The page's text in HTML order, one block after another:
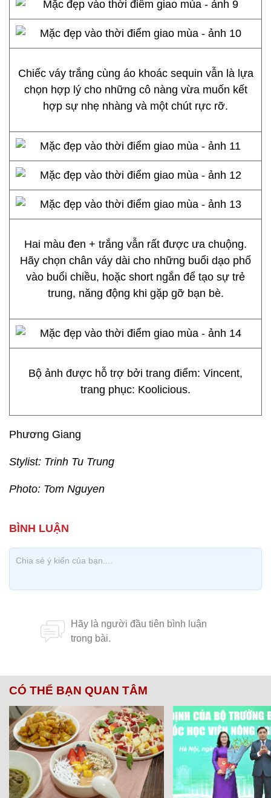
Chiếc váy trắng cùng áo khoác sequin vẫn là lựa
chọn hợp lý cho những cô nàng vừa muốn kết
hợp sự nhẹ nhàng và một chút rực rỡ.
Hai màu đen + trắng vẫn rất được ưa chuộng.
Hãy chọn chân váy dài cho những buổi dạo phố
vào buổi chiều, hoặc short ngắn để tạo sự trẻ
trung, năng động khi gặp gỡ bạn bè.
Bộ ảnh được hỗ trợ bởi trang điểm: Vincent,
trang phục: Koolicious.
Phương Giang
Stylist: Trinh Tu Trung
Photo: Tom Nguyen
CÓ THỂ BẠN QUAN TÂM